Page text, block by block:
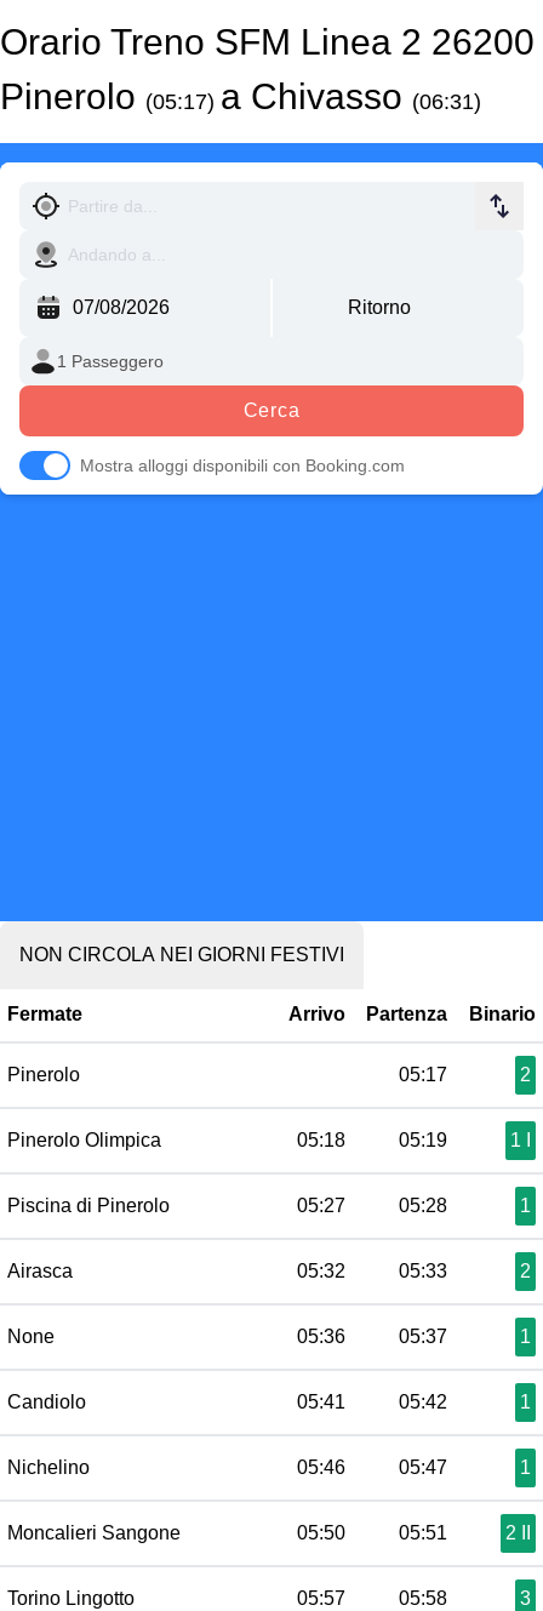
Orario Treno SFM Linea 2 26200
Pinerolo (05:17) a Chivasso (06:31)
Cerca
Mostra alloggi disponibili con Booking.com
NON CIRCOLA NEI GIORNI FESTIVI
Fermate Arrivo Partenza Binario
Pinerolo 05:17 2
Pinerolo Olimpica 05:18 05:19 1 I
Piscina di Pinerolo 05:27 05:28 1
Airasca 05:32 05:33 2
None 05:36 05:37 1
Candiolo 05:41 05:42 1
Nichelino 05:46 05:47 1
Moncalieri Sangone 05:50 05:51 2 II
Torino Lingotto 05:57 05:58 3